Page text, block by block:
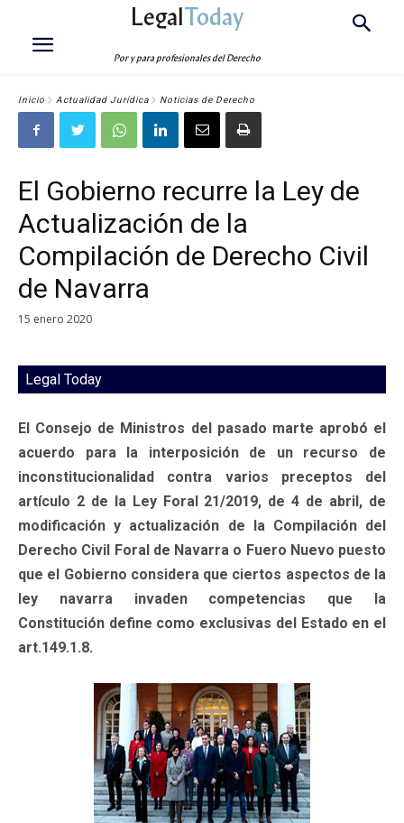
LegalToday
Por y para profesionales del Derecho
Inicio Actualidad Jurídica Noticias de Derecho
El Gobierno recurre la Ley de
Actualización de la
Compilación de Derecho Civil
de Navarra
15 enero 2020
Legal Today
El Consejo de Ministros del pasado marte aprobó el
acuerdo para la interposición de un recurso de
inconstitucionalidad contra varios preceptos del
artículo 2 de la Ley Foral 21/2019, de 4 de abril, de
modificación y actualización de la Compilación del
Derecho Civil Foral de Navarra o Fuero Nuevo puesto
que el Gobierno considera que ciertos aspectos de la
ley navarra invaden competencias que la
Constitución define como exclusivas del Estado en el
art.149.1.8.